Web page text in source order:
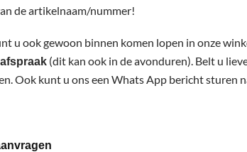
de artikelnaam/nummer!
u ook gewoon binnen komen lopen in onze
afspraak (dit kan ook in de avonduren). Belt u
Ook kunt u ons een Whats App bericht sturen